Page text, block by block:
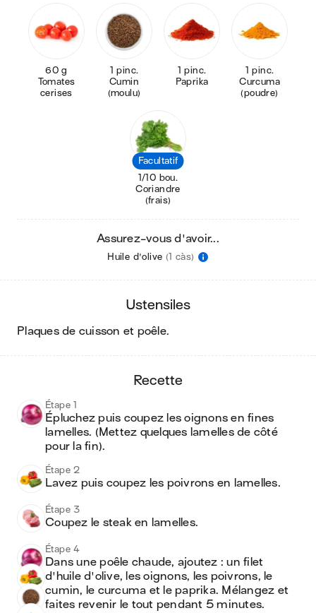
60 g
Tomates
cerises
1 pinc.
Cumin
(moulu)
1 pinc.
Paprika
1 pinc.
Curcuma
(poudre)
Facultatif
1/10 bou.
Coriandre
(frais)
Assurez-vous d'avoir...
Huile d'olive (1 càs)
ustensiles
plaques de cuisson et poêle.
recette
Étape 1
Épluchez puis coupez les oignons en fines
lamelles. (Mettez quelques lamelles de côté
pour la fin).
Étape 2
Lavez puis coupez les poivrons en lamelles.
Étape 3
Coupez le steak en lamelles.
Étape 4
Dans une poêle chaude, ajoutez : un filet
d'huile d'olive, les oignons, les poivrons, le
cumin, le curcuma et le paprika. Mélangez et
faites revenir le tout pendant 5 minutes.